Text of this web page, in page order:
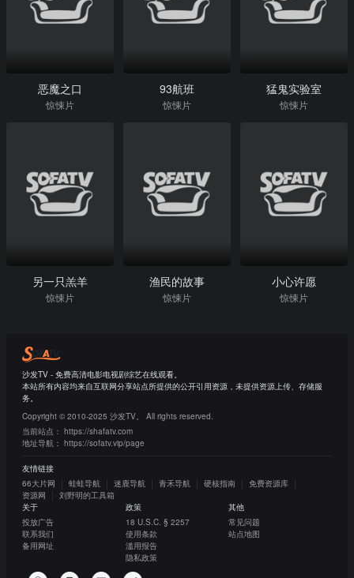
恶魔之口
惊悚片
93航班
惊悚片
猛鬼实验室
惊悚片
另一只羔羊
惊悚片
渔民的故事
惊悚片
小心许愿
惊悚片
沙发TV - 免费高清电影电视剧综艺在线观看。
本站所有内容均来自互联网分享站点所提供的公开引用资源，未提供资源上传、存储服
务。
Copyright © 2010-2025 沙发TV。 All rights reserved.
当前站点： https://shafatv.com
地址导航： https://sofatv.vip/page
友情链接
66大片网
蛙蛙导航 迷鹿导航 青禾导航 硬核指南
免费资源库
资源网
刘野明的工具箱
关于
投放广告
联系我们
备用网址
政策
18 U.S.C. § 2257
使用条款
滥用报告
隐私政策
其他
常见问题
站点地图